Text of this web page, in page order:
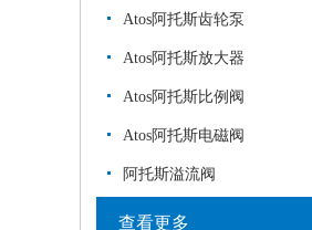
Atos阿托斯齿轮泵
Atos阿托斯放大器
Atos阿托斯比例阀
Atos阿托斯电磁阀
阿托斯溢流阀
查看更多